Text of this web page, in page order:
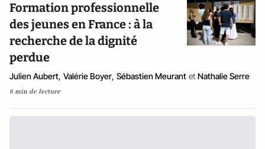
Formation professionnelle
des jeunes en France : à la
recherche de la dignité
perdue
Julien Aubert, Valérie Boyer, Sébastien Meurant et Nathalie Serre
6 min de lecture